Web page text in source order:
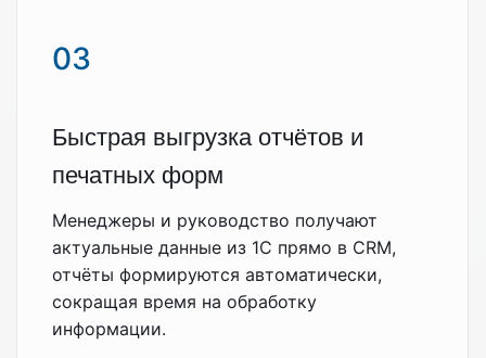
03
Быстрая выгрузка отчётов и
печатных форм
Менеджеры и руководство получают
актуальные данные из 1С прямо в CRM,
отчёты формируются автоматически,
сокращая время на обработку
информации.